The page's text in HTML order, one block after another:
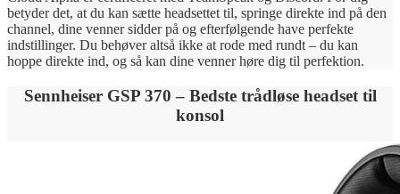
betyder det, at du kan sætte headsettet til, springe direkte ind på den
channel, dine venner sidder på og efterfølgende have perfekte
indstillinger. Du behøver altså ikke at rode med rundt – du kan
hoppe direkte ind, og så kan dine venner høre dig til perfektion.
Sennheiser GSP 370 – Bedste trådløse headset til
konsol